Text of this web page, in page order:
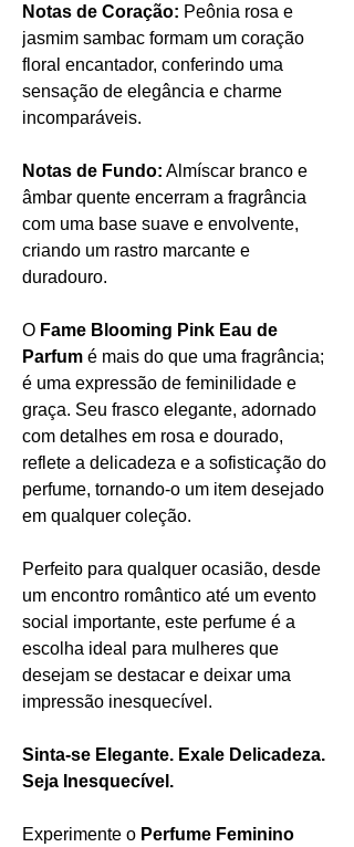
Notas de Coração: Peônia rosa e
jasmim sambac formam um coração
floral encantador, conferindo uma
sensação de elegância e charme
incomparáveis.
Notas de Fundo: Almíscar branco e
âmbar quente encerram a fragrância
com uma base suave e envolvente,
criando um rastro marcante e
duradouro.
O Fame Blooming Pink Eau de
Parfum é mais do que uma fragrância;
é uma expressão de feminilidade e
graça. Seu frasco elegante, adornado
com detalhes em rosa e dourado,
reflete a delicadeza e a sofisticação do
perfume, tornando-o um item desejado
em qualquer coleção.
Perfeito para qualquer ocasião, desde
um encontro romântico até um evento
social importante, este perfume é a
escolha ideal para mulheres que
desejam se destacar e deixar uma
impressão inesquecível.
Sinta-se Elegante. Exale Delicadeza.
Seja Inesquecível.
Experimente o Perfume Feminino